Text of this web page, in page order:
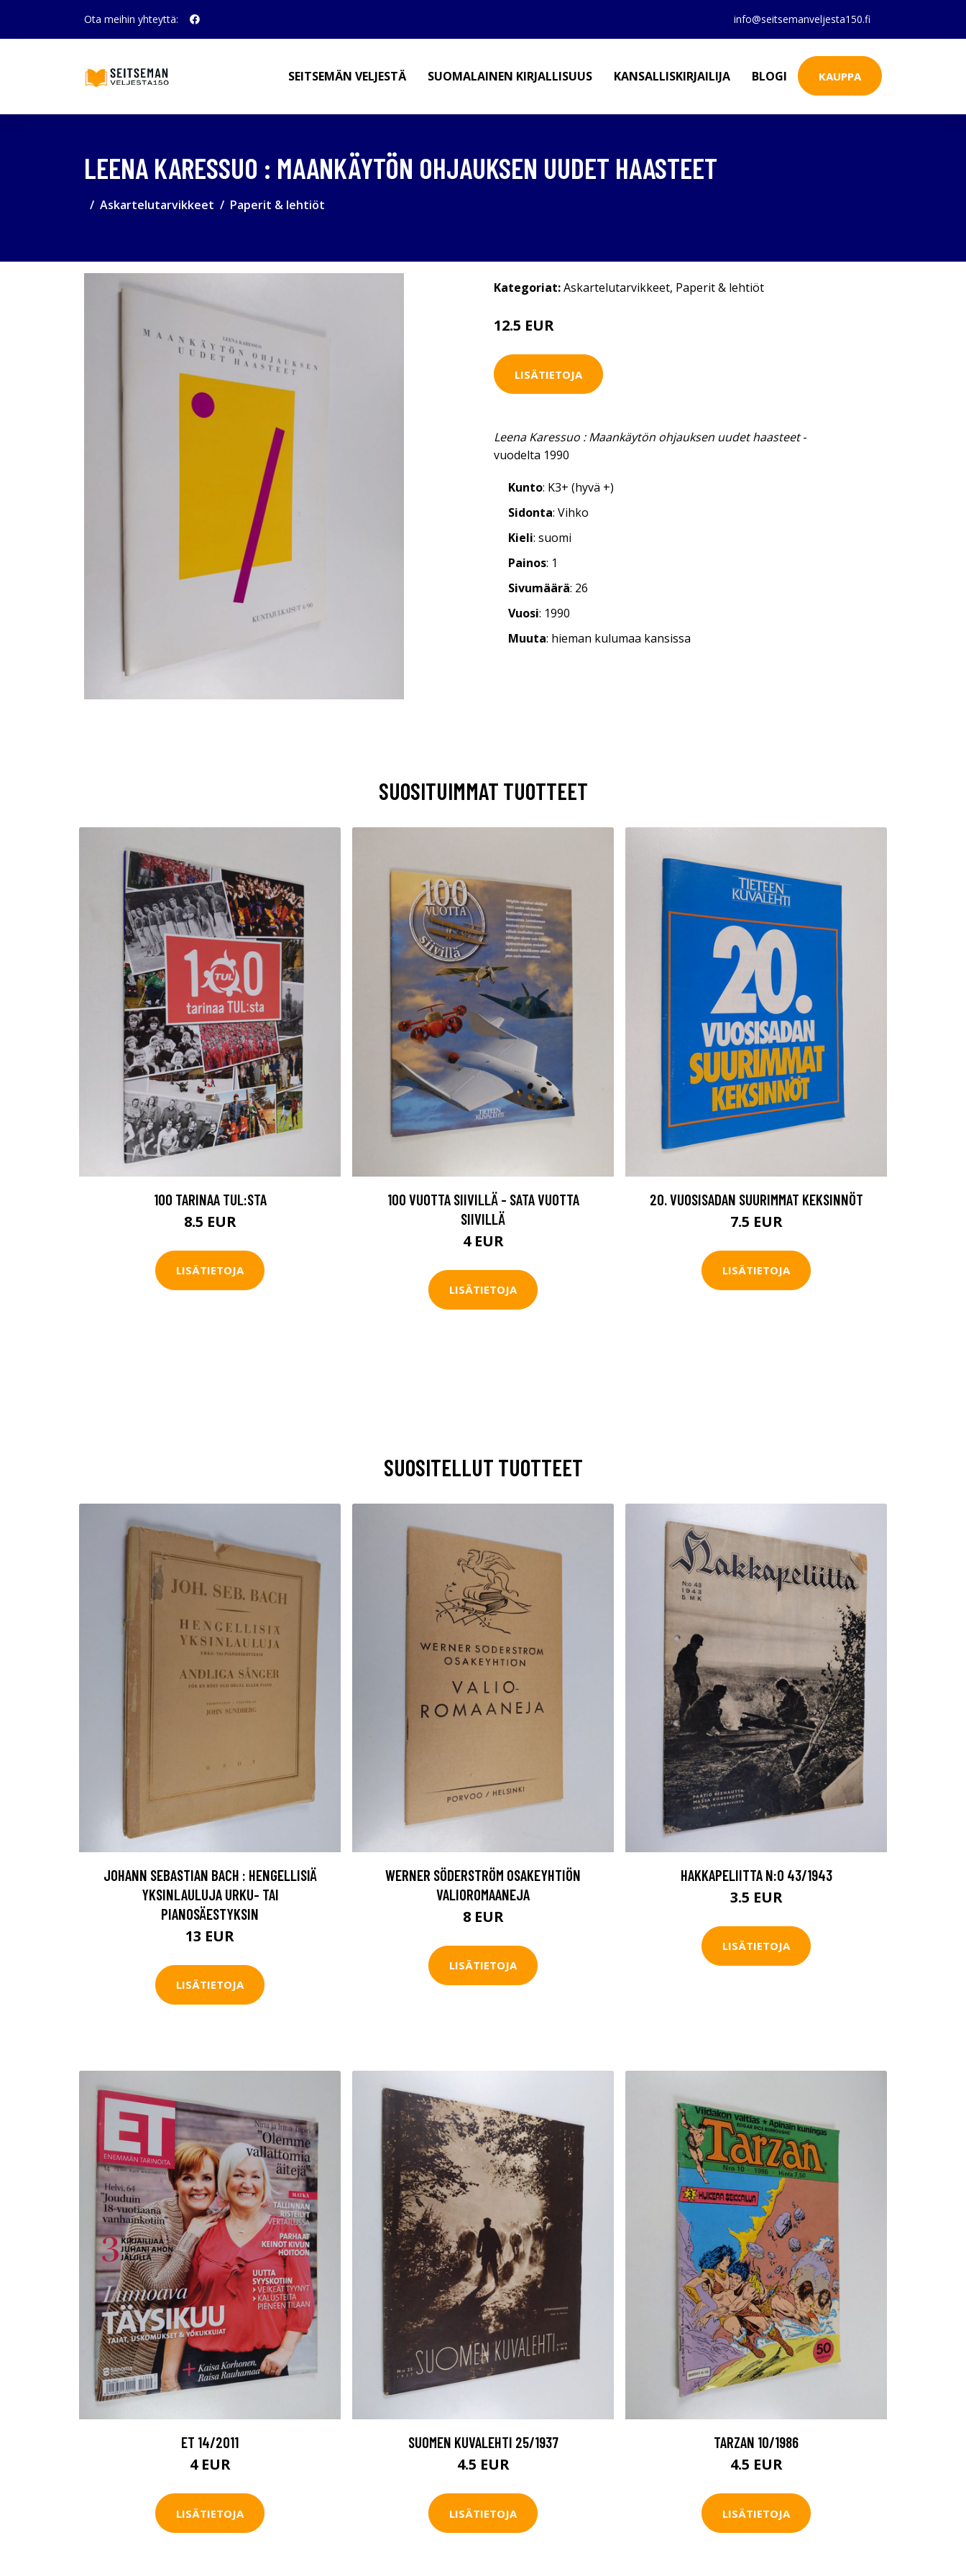
Ota meihin yhteyttä: info@seitsemanveljesta150.fi
SEITSEMÄN VELJESTÄ SUOMALAINEN KIRJALLISUUS KANSALLISKIRJAILIJA BLOGI KAUPPA
LEENA KARESSUO : MAANKÄYTÖN OHJAUKSEN UUDET HAASTEET
Askartelutarvikkeet Paperit & lehtiöt
Kategoriat:Askartelutarvikkeet, Paperit & lehtiöt
12.5 EUR
LISÄTIETOJA
Leena Karessuo : Maankäytön ohjauksen uudet haasteet-
vuodelta 1990
Kunto: K3+ (hyvä +)
Sidonta: Vihko
Kieli: suomi
Painos: 1
Sivumäärä: 26
Vuosi: 1990
Muuta: hieman kulumaa kansissa
SUOSITUIMMAT TUOTTEET
100 TARINAA TUL:STA
8.5 EUR
LISÄTIETOJA
100 VUOTTA SIIVILLÄ - SATA VUOTTA
SIIVILLÄ
4 EUR
LISÄTIETOJA
20. VUOSISADAN SUURIMMAT KEKSINNÖT
7.5 EUR
LISÄTIETOJA
SUOSITELLUT TUOTTEET
JOHANN SEBASTIAN BACH : HENGELLISIÄ
YKSINLAULUJA URKU- TAI
PIANOSÄESTYKSIN
13 EUR
LISÄTIETOJA
WERNER SÖDERSTRÖM OSAKEYHTIÖN
VALIOROMAANEJA
8 EUR
LISÄTIETOJA
HAKKAPELIITTA N:O 43/1943
3.5 EUR
LISÄTIETOJA
ET 14/2011
4 EUR
LISÄTIETOJA
SUOMEN KUVALEHTI 25/1937
4.5 EUR
LISÄTIETOJA
TARZAN 10/1986
4.5 EUR
LISÄTIETOJA